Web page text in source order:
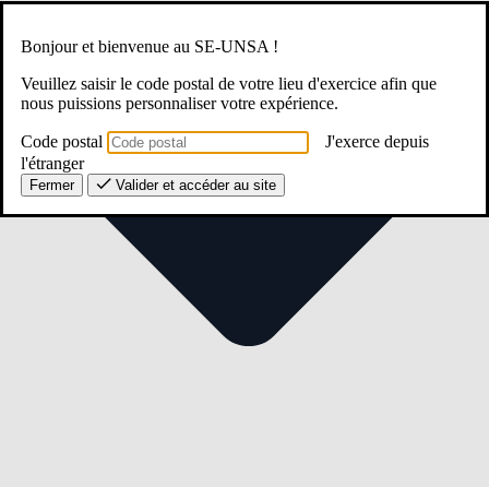
Bonjour et bienvenue au SE-UNSA !
Veuillez saisir le code postal de votre lieu d'exercice afin que
nous puissions personnaliser votre expérience.
Code postal
J'exerce depuis
l'étranger
Fermer Valider et accéder au site